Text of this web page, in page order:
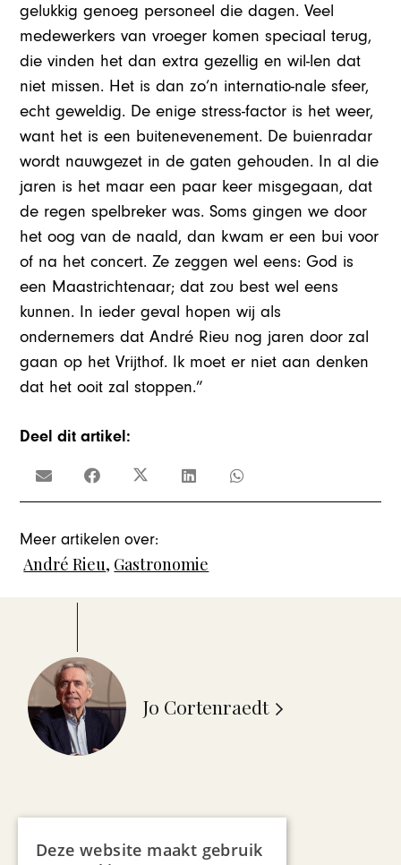
gelukkig genoeg personeel die dagen. Veel
medewerkers van vroeger komen speciaal terug,
die vinden het dan extra gezellig en wil-len dat
niet missen. Het is dan zo’n internatio-nale sfeer,
echt geweldig. De enige stress-factor is het weer,
want het is een buitenevenement. De buienradar
wordt nauwgezet in de gaten gehouden. In al die
jaren is het maar een paar keer misgegaan, dat
de regen spelbreker was. Soms gingen we door
het oog van de naald, dan kwam er een bui voor
of na het concert. Ze zeggen wel eens: God is
een Maastrichtenaar; dat zou best wel eens
kunnen. In ieder geval hopen wij als
ondernemers dat André Rieu nog jaren door zal
gaan op het Vrijthof. Ik moet er niet aan denken
dat het ooit zal stoppen.”
Deel dit artikel:
Meer artikelen over:
André Rieu, Gastronomie
Jo Cortenraedt
Recent nieuws
Deze website maakt gebruik